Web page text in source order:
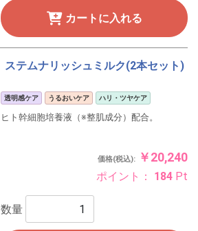
カートに入れる
ステムナリッシュミルク(2本セット)
透明感ケア うるおいケア ハリ・ツヤケア
ヒト幹細胞培養液（※整肌成分）配合。
価格(税込):￥20,240
ポイント： 184Pt
数量